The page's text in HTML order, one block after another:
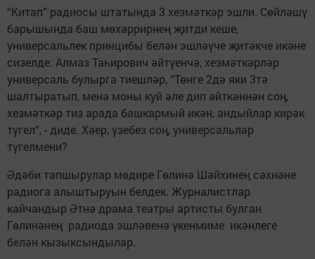
“Китап” радиосы штатында 3 хезмәткәр эшли. Сөйләшү
барышында баш мөхәррирнең җитди кеше,
универсальлек принцибы белән эшләүче җитәкче икәне
сизелде: Алмаз Таһирович әйтүенчә, хезмәткәрләр
универсаль булырга тиешләр, “Төнге 2дә яки 3тә
шалтыратып, менә моны куй әле дип әйткәннән соң,
хезмәткәр тиз арада башкармый икән, андыйлар кирәк
түгел”, - диде. Хәер, үзебез соң, универсальләр
түгелмени?
Әдәби тапшырулар мөдире Гөлинә Шәйхинең сәхнәне
радиога алыштыруын белдек. Журналистлар
кайчандыр Әтнә драма театры артисты булган
Гөлинәнең радиода эшләвенә үкенмиме икәнлеге
белән кызыксындылар.